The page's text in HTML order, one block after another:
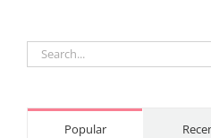
Search
for:
Popular